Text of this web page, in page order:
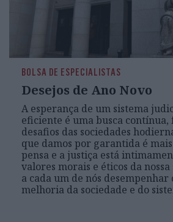
BOLSA DE ESPECIALISTAS
Desejos de Ano Novo
A esperança de um sistema
eficiente é uma busca contínua,
desafios das sociedades
que damos por garantida é
pensa e a justiça está
valores morais e éticos da nossa
a cada um de nós desempenhar
melhoria da sociedade e do